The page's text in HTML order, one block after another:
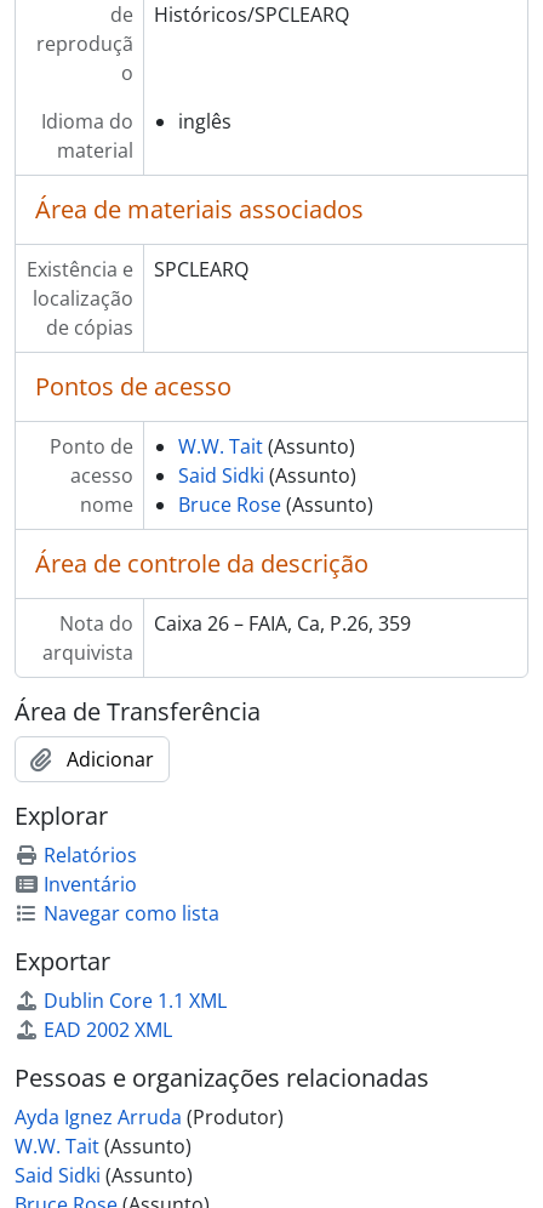
de
reproduçã
o
Históricos/SPCLEARQ
Idioma do
material
inglês
Área de materiais associados
Existência e
localização
de cópias
SPCLEARQ
Pontos de acesso
Ponto de
acesso
nome
W.W. Tait(Assunto)
Said Sidki (Assunto)
Bruce Rose(Assunto)
Área de controle da descrição
Nota do
arquivista
Caixa 26 – FAIA, Ca, P.26, 359
Área de Transferência
Adicionar
Explorar
Relatórios
Inventário
Navegar como lista
Exportar
Dublin Core 1.1 XML
EAD 2002 XML
Pessoas e organizações relacionadas
Ayda Ignez Arruda (Produtor)
W.W. Tait(Assunto)
Said Sidki (Assunto)